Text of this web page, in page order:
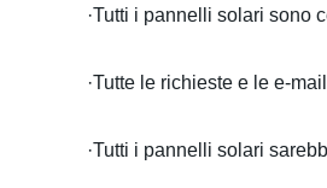
·Tutti i pannelli solari sono
·Tutte le richieste e le e-
·Tutti i pannelli solari